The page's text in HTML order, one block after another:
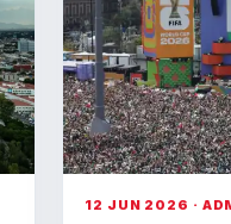
12 JUN 2026 ·